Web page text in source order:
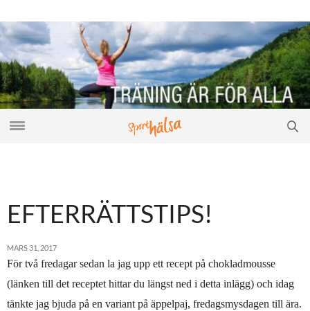
EFTERRÄTTSTIPS!
MARS 31, 2017
För två fredagar sedan la jag upp ett recept på chokladmousse
(länken till det receptet hittar du längst ned i detta inlägg) och idag
tänkte jag bjuda på en variant på äppelpaj, fredagsmysdagen till ära.